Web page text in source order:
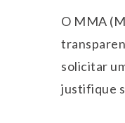
O MMA
solicitar
justifique